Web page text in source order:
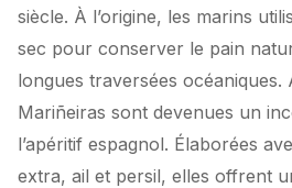
siècle. À l’origine, les marins
sec pour conserver le pain
longues traversées océaniques.
Mariñeiras sont devenues un
l’apéritif espagnol. Élaborées
extra, ail et persil, elles offrent